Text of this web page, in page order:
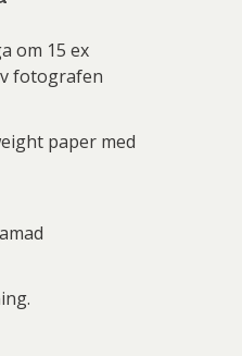
om 15 ex
fotografen
paper med